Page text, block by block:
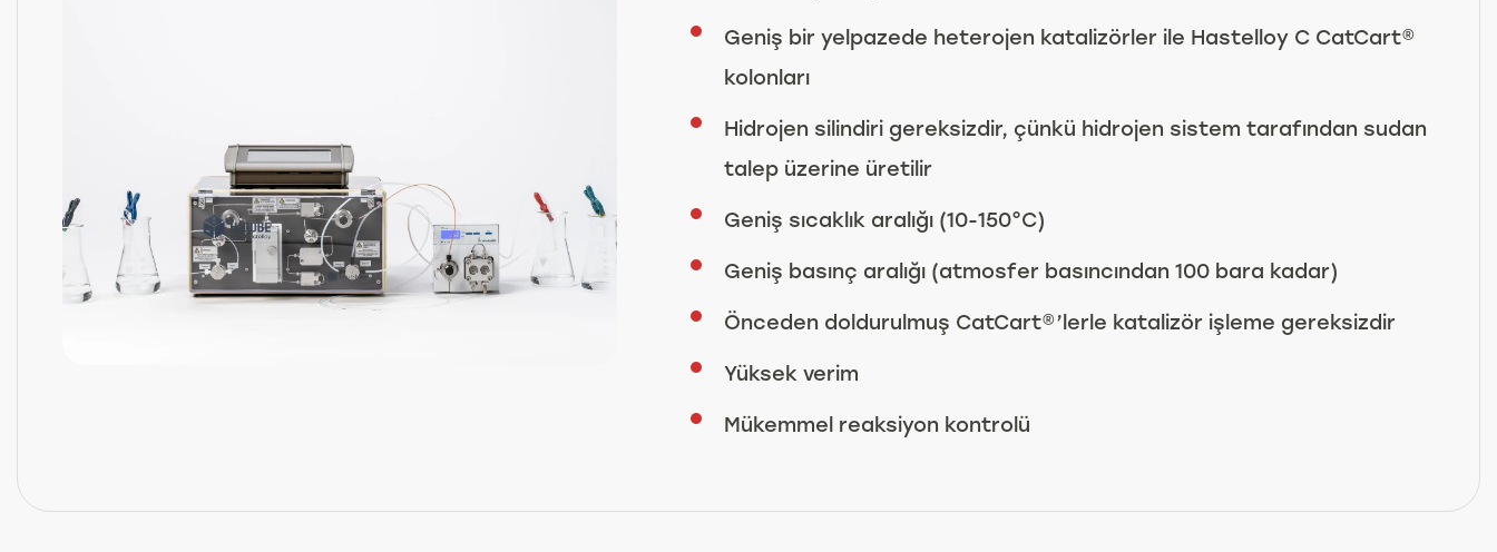
Geniş bir yelpazede heterojen katalizörler ile Hastelloy C CatCart®
kolonları
Hidrojen silindiri gereksizdir, çünkü hidrojen sistem tarafından sudan
talep üzerine üretilir
Geniş sıcaklık aralığı (10-150°C)
Geniş basınç aralığı (atmosfer basıncından 100 bara kadar)
Önceden doldurulmuş CatCart®’lerle katalizör işleme gereksizdir
Yüksek verim
Mükemmel reaksiyon kontrolü